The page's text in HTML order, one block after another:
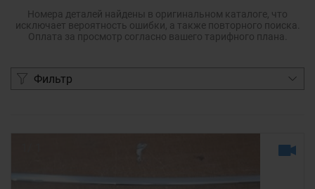
Номера деталей найдены в оригинальном каталоге, что
исключает вероятность ошибки, а также повторного поиска.
Оплата за просмотр согласно вашего тарифного плана.
Фильтр